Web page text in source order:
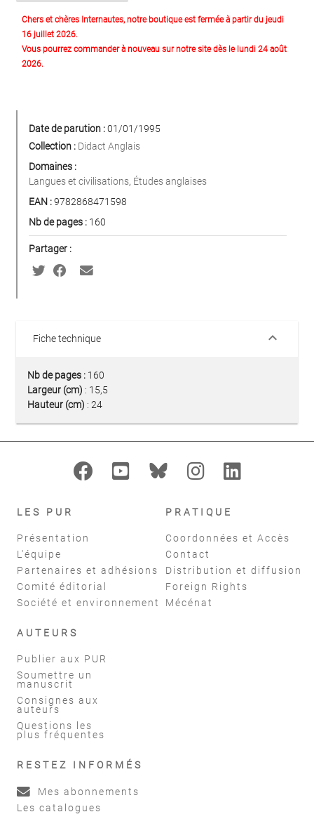
Chers et chères Internautes, notre boutique est fermée à partir du jeudi
16 juillet 2026.
Vous pourrez commander à nouveau sur notre site dès le lundi 24 août
2026.
Date de parution :01/01/1995
Collection : Didact Anglais
Domaines :
Langues et civilisations, Études anglaises
EAN :9782868471598
Nb de pages : 160
Partager :
Fiche technique keyboard_arrow_down
Nb de pages : 160
Largeur (cm) : 15,5
Hauteur (cm) : 24
LES PUR
Présentation
L'équipe
Partenaires et adhésions
Comité éditorial
Société et environnement
PRATIQUE
Coordonnées et Accès
Contact
Distribution et diffusion
Foreign Rights
Mécénat
AUTEURS
Publier aux PUR
Soumettre un
manuscrit
Consignes aux
auteurs
Questions les
plus fréquentes
RESTEZ INFORMÉS
Mes abonnements
Les catalogues